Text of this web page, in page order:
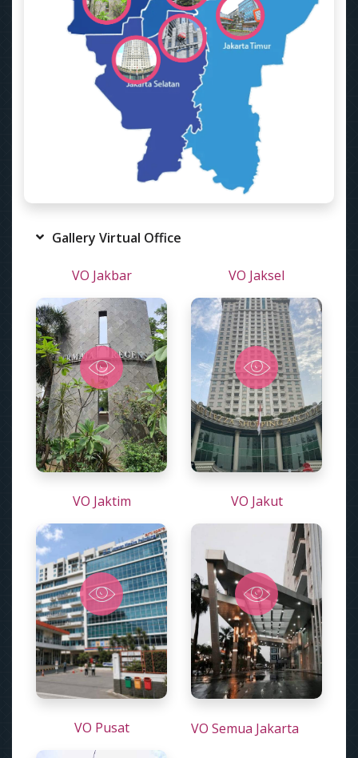
Gallery Virtual Office
VO Jakbar VO Jaksel
VO Jaktim VO Jakut
VO Pusat VO Semua Jakarta